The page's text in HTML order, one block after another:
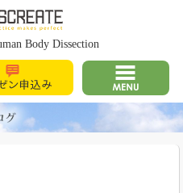
Body Dissection
ゼン申込
み
MENU